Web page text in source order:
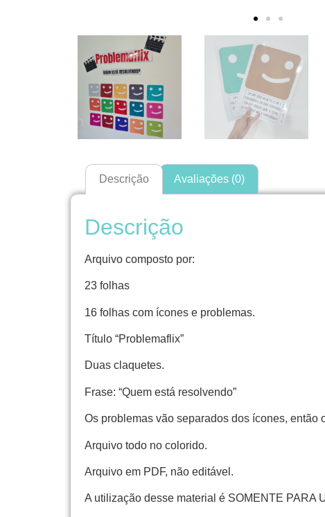
Descrição Avaliações (0)
Descrição
Arquivo composto por:
23 folhas
16 folhas com ícones e problemas.
Título “Problemaflix”
Duas claquetes.
Frase: “Quem está resolvendo”
Os problemas vão separados dos ícones, então
Arquivo todo no colorido.
Arquivo em PDF, não editável.
A utilização desse material é SOMENTE PARA